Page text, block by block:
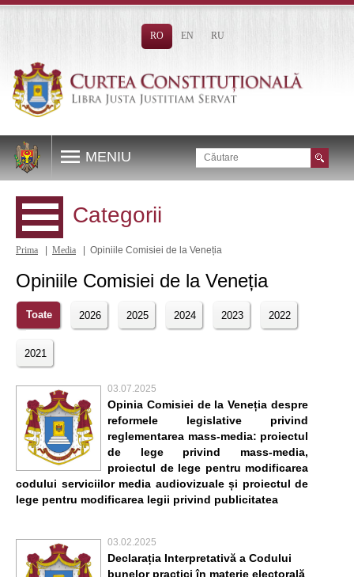
RO EN RU
MENIU
Categorii
Prima Media | Opiniile Comisiei de la Veneția
Opiniile Comisiei de la Veneția
Toate 2026 2025 2024 2023 2022
2021
03.07.2025
Opinia Comisiei de la Veneția despre
reformele legislative privind
reglementarea mass-media: proiectul
de lege privind mass-media,
proiectul de lege pentru modificarea
codului serviciilor media audiovizuale și proiectul de
lege pentru modificarea legii privind publicitatea
03.02.2025
Declarația Interpretativă a Codului
bunelor practici în materie electorală